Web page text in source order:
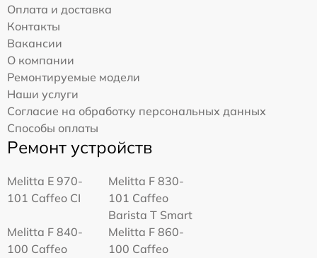
Оплата и доставка
Контакты
Вакансии
О компании
Ремонтируемые модели
Наши услуги
Согласие на обработку персональных данных
Способы оплаты
Ремонт устройств
Melitta Е 970-
101 Caffeo CI
Melitta F 830-
101 Caffeo
Barista T Smart
Melitta F 840-
100 Caffeo
Melitta F 860-
100 Caffeo